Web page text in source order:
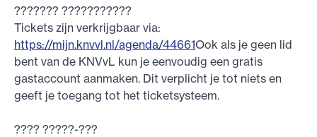
??????? ???????????
Tickets zijn verkrijgbaar via:
https://mijn.knvvl.nl/agenda/44661Ook als je geen lid
bent van de KNVvL kun je eenvoudig een gratis
gastaccount aanmaken. Dit verplicht je tot niets en
geeft je toegang tot het ticketsysteem.
???? ?????-???